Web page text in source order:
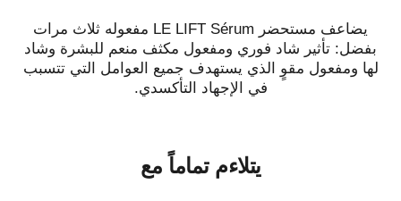
يضاعف مستحضر LE LIFT Sérum مفعوله ثلاث مرات
بفضل: تأثير شاد فوري ومفعول مكثف منعم للبشرة وشاد
لها ومفعول مقوٍ الذي يستهدف جميع العوامل التي تتسبب
في الإجهاد التأكسدي.
يتلاءم تماماً مع